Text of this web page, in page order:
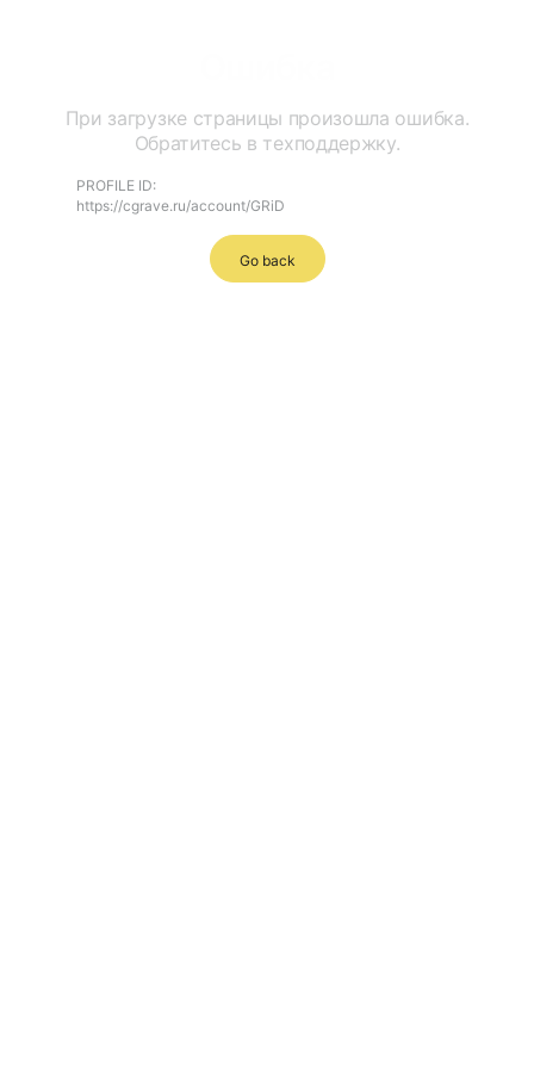
При загрузке страницы произошла ошибка.
Обратитесь в техподдержку.
PROFILE ID:
https://cgrave.ru/account/GRiD
Go back